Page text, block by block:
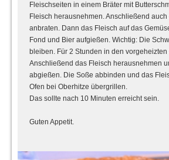
Fleischseiten in einem Bräter mit
Fleisch herausnehmen. Anschließend auch
anbraten. Dann das Fleisch auf das
Fond und Bier aufgießen. Wichtig: Die
bleiben. Für 2 Stunden in den
Anschließend das Fleisch herausnehmen
abgießen. Die Soße abbinden und das
Ofen bei Oberhitze übergrillen.
Das sollte nach 10 Minuten erreicht sein.
Guten Appetit.